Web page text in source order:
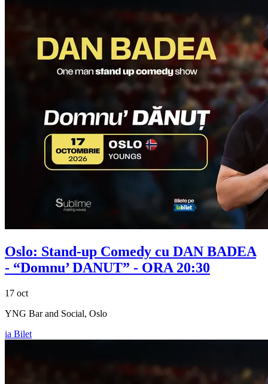
Oslo: Stand-up Comedy cu DAN BADEA
- “Domnu’ DANUT” - ORA 20:30
17 oct
YNG Bar and Social, Oslo
ia Bilet